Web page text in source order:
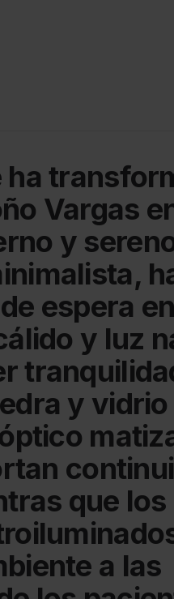
ha
Vargas
y
espera en
y luz
y vidrio
que los
a las